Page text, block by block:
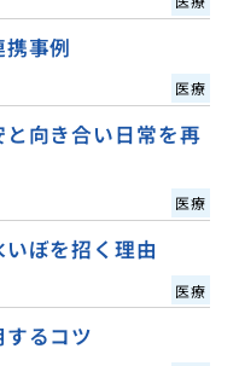
事例
医療
向き合い日常を再
医療
ぼを招く理由
医療
るコツ